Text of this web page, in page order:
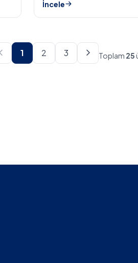
İncele
1 2 3 Toplam 25